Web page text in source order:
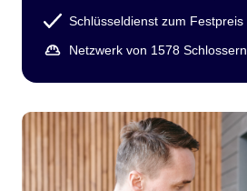
Schlüsseldienst zum Festpreis
Netzwerk von 1578 Schlossern